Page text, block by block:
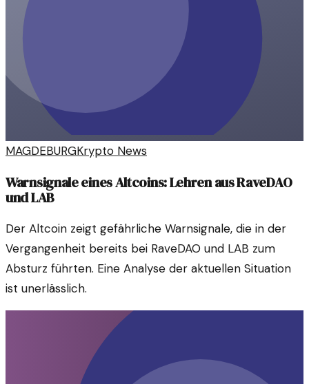
MAGDEBURGKrypto News
Warnsignale eines Altcoins: Lehren aus RaveDAO
und LAB
Der Altcoin zeigt gefährliche Warnsignale, die in der
Vergangenheit bereits bei RaveDAO und LAB zum
Absturz führten. Eine Analyse der aktuellen Situation
ist unerlässlich.